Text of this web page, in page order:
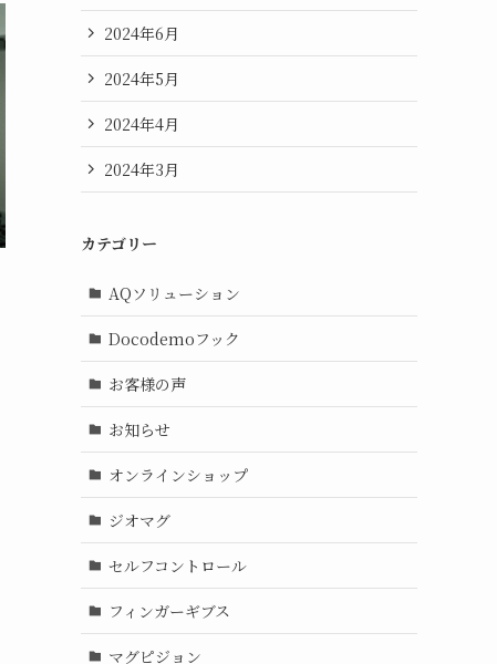
2024年6月
2024年5月
2024年4月
2024年3月
カテゴリー
AQソリューション
Docodemoフック
お客様の声
お知らせ
オンラインショップ
ジオマグ
セルフコントロール
フィンガーギブス
マグピジョン